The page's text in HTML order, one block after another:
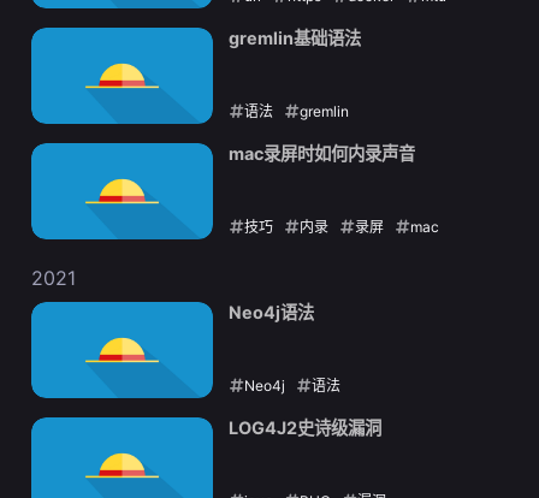
2022-01-29
gremlin基础语法
语法 gremlin
2022-01-25
mac录屏时如何内录声音
技巧 内录 录屏 mac
2021
Neo4j语法
Neo4j 语法
2021-12-24
LOG4J2史诗级漏洞